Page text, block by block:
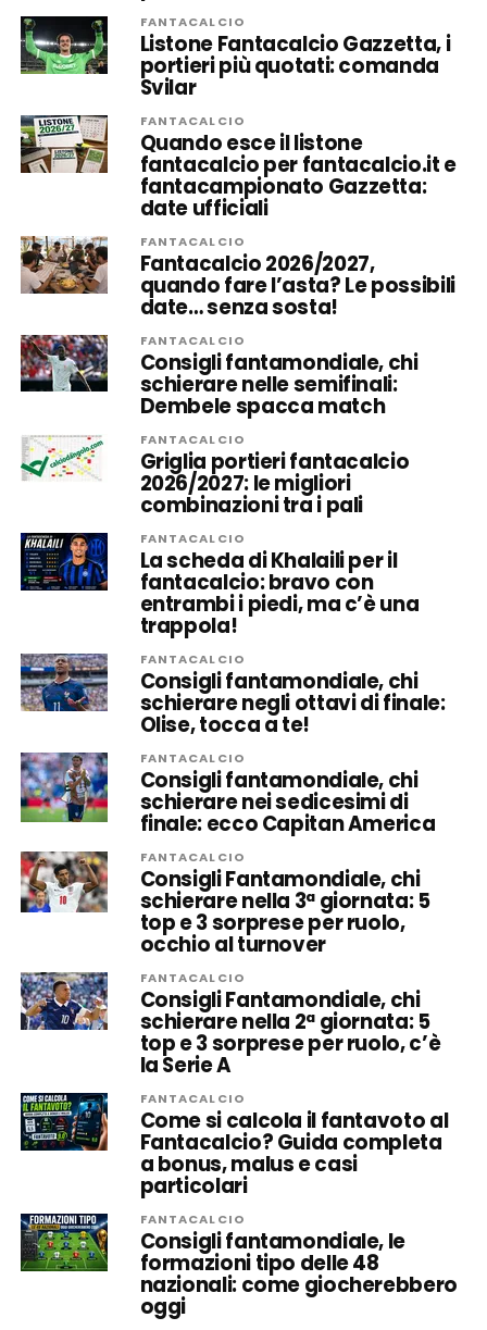
FANTACALCIO
Listone Fantacalcio Gazzetta, i
portieri più quotati: comanda
Svilar
FANTACALCIO
Quando esce il listone
fantacalcio per fantacalcio.it e
fantacampionato Gazzetta:
date ufficiali
FANTACALCIO
Fantacalcio 2026/2027,
quando fare l’asta? Le possibili
date… senza sosta!
FANTACALCIO
Consigli fantamondiale, chi
schierare nelle semifinali:
Dembele spacca match
FANTACALCIO
Griglia portieri fantacalcio
2026/2027: le migliori
combinazioni tra i pali
FANTACALCIO
La scheda di Khalaili per il
fantacalcio: bravo con
entrambi i piedi, ma c’è una
trappola!
FANTACALCIO
Consigli fantamondiale, chi
schierare negli ottavi di finale:
Olise, tocca a te!
FANTACALCIO
Consigli fantamondiale, chi
schierare nei sedicesimi di
finale: ecco Capitan America
FANTACALCIO
Consigli Fantamondiale, chi
schierare nella 3ª giornata: 5
top e 3 sorprese per ruolo,
occhio al turnover
FANTACALCIO
Consigli Fantamondiale, chi
schierare nella 2ª giornata: 5
top e 3 sorprese per ruolo, c’è
la Serie A
FANTACALCIO
Come si calcola il fantavoto al
Fantacalcio? Guida completa
a bonus, malus e casi
particolari
FANTACALCIO
Consigli fantamondiale, le
formazioni tipo delle 48
nazionali: come giocherebbero
oggi